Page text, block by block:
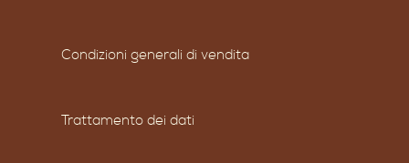
Condizioni generali di vendita
Trattamento dei dati